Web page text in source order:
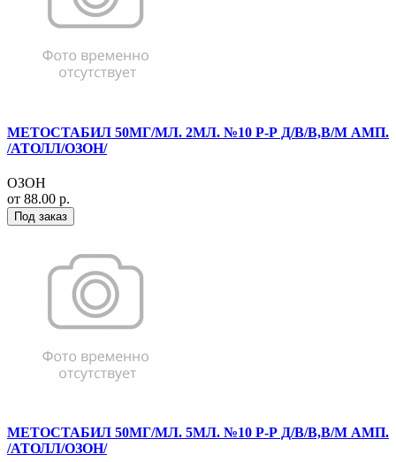
МЕТОСТАБИЛ 50МГ/МЛ. 2МЛ. №10 Р-Р Д/В/В,В/М АМП.
/АТОЛЛ/ОЗОН/
ОЗОН
от 88.00 р.
Под заказ
МЕТОСТАБИЛ 50МГ/МЛ. 5МЛ. №10 Р-Р Д/В/В,В/М АМП.
/АТОЛЛ/ОЗОН/